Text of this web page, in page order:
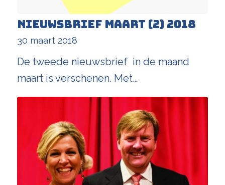
Nieuwsbrief maart (2) 2018
30 maart 2018
De tweede nieuwsbrief in de maand
maart is verschenen. Met…